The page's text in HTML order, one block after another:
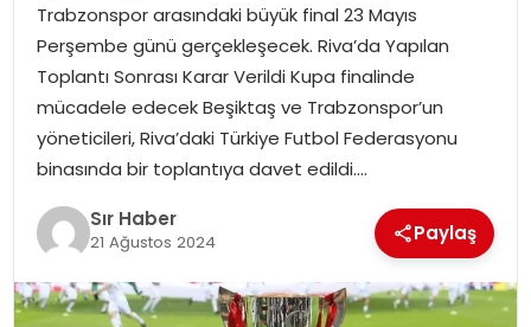
YAŞAM
Trabzonspor arasındaki büyük final 23 Mayıs
Perşembe günü gerçekleşecek. Riva’da Yapılan
Toplantı Sonrası Karar Verildi Kupa finalinde
mücadele edecek Beşiktaş ve Trabzonspor’un
yöneticileri, Riva’daki Türkiye Futbol Federasyonu
binasında bir toplantıya davet edildi….
Sır Haber
21 Ağustos 2024 Paylaş